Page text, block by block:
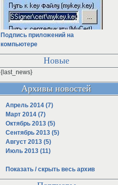
Подпись приложений на
компьютере
Новые
{last_news}
Архивы новостей
Апрель 2014 (7)
Март 2014 (7)
Октябрь 2013 (5)
Сентябрь 2013 (5)
Август 2013 (5)
Июль 2013 (11)
Показать / скрыть весь архив